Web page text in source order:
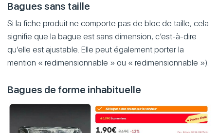
Bagues sans taille
Si la fiche produit ne comporte pas de bloc de taille, cela
signifie que la bague est sans dimension, c’est-à-dire
qu’elle est ajustable. Elle peut également porter la
mention « redimensionnable » ou « redimensionnable »).
Bagues de forme inhabituelle